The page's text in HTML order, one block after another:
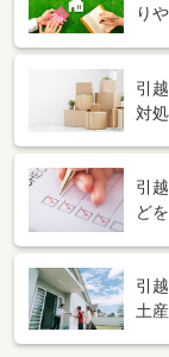
り
引
対
引
ど
引
土